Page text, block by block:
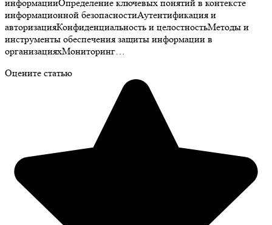
информацииОпределение ключевых понятий в контексте
информационной безопасностиАутентификация и
авторизацияКонфиденциальность и целостностьМетоды и
инструменты обеспечения защиты информации в
организацияхМониторинг…
Оцените статью